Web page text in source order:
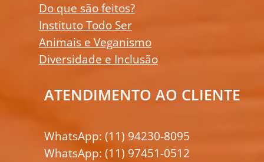
Do que são feitos?
Instituto Todo Ser
Animais e Veganismo
Diversidade e Inclusão
ATENDIMENTO AO CLIENTE
WhatsApp: (11) 94230-8095
WhatsApp: (11) 97451-0512